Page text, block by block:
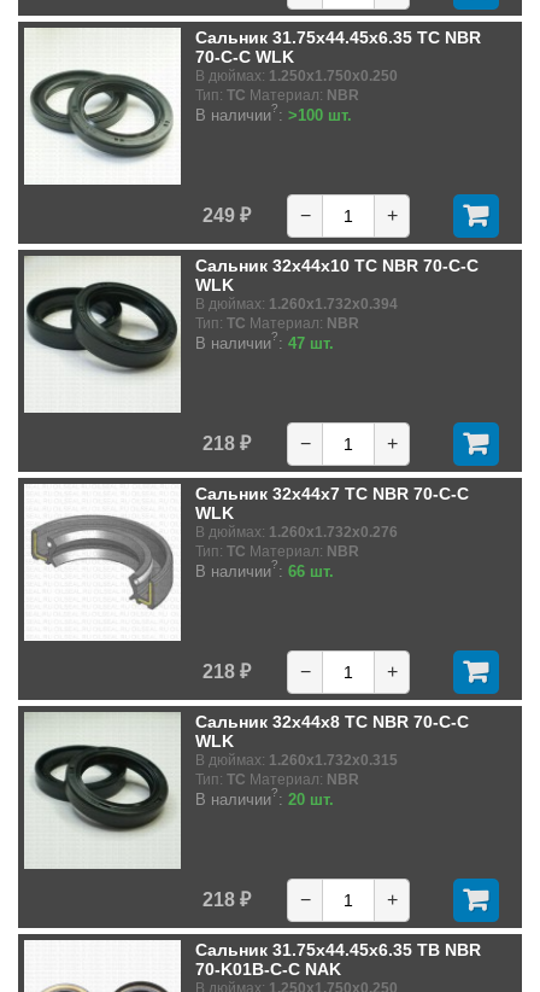
Сальник 31.75x44.45x6.35 TC NBR
70-C-C WLK
В дюймах: 1.250x1.750x0.250
Тип: TC Материал: NBR
В наличии?: >100 шт.
249 ₽ − +
Сальник 32x44x10 TC NBR 70-C-C
WLK
В дюймах: 1.260x1.732x0.394
Тип: TC Материал: NBR
В наличии?: 47 шт.
218 ₽ − +
Сальник 32x44x7 TC NBR 70-C-C
WLK
В дюймах: 1.260x1.732x0.276
Тип: TC Материал: NBR
В наличии?: 66 шт.
218 ₽ − +
Сальник 32x44x8 TC NBR 70-C-C
WLK
В дюймах: 1.260x1.732x0.315
Тип: TC Материал: NBR
В наличии?: 20 шт.
218 ₽ − +
Сальник 31.75x44.45x6.35 TB NBR
70-K01B-C-C NAK